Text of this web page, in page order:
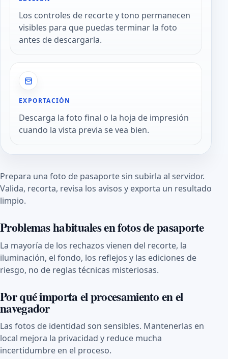
Los controles de recorte y tono permanecen
visibles para que puedas terminar la foto
antes de descargarla.
EXPORTACIÓN
Descarga la foto final o la hoja de impresión
cuando la vista previa se vea bien.
Prepara una foto de pasaporte sin subirla al servidor.
Valida, recorta, revisa los avisos y exporta un resultado
limpio.
Problemas habituales en fotos de pasaporte
La mayoría de los rechazos vienen del recorte, la
iluminación, el fondo, los reflejos y las ediciones de
riesgo, no de reglas técnicas misteriosas.
Por qué importa el procesamiento en el
navegador
Las fotos de identidad son sensibles. Mantenerlas en
local mejora la privacidad y reduce mucha
incertidumbre en el proceso.